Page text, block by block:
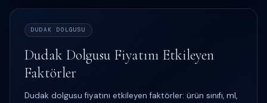
DUDAK DOLGUSU
Dudak Dolgusu Fiyatını Etkileyen
Faktörler
Dudak dolgusu fiyatını etkileyen faktörler: ürün sınıfı, ml,